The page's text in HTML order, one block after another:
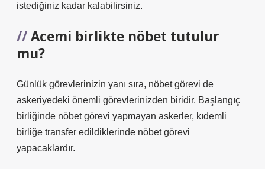
istediğiniz kadar kalabilirsiniz.
Acemi birlikte nöbet tutulur
mu?
Günlük görevlerinizin yanı sıra, nöbet görevi de
askeriyedeki önemli görevlerinizden biridir. Başlangıç ​​
birliğinde nöbet görevi yapmayan askerler, kıdemli
birliğe transfer edildiklerinde nöbet görevi
yapacaklardır.